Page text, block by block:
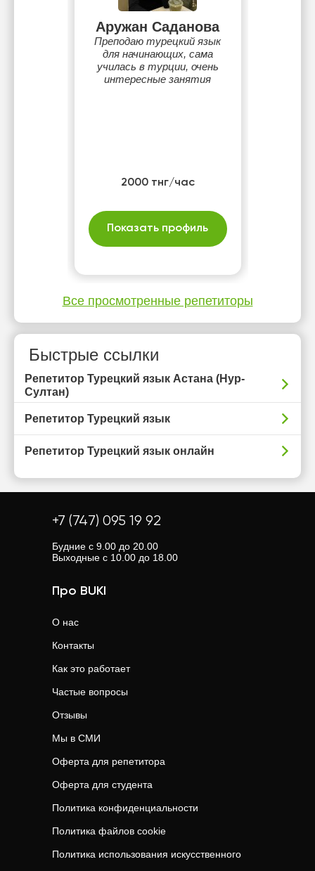
Аружан Саданова
Преподаю турецкий язык
для начинающих, сама
училась в турции, очень
интересные занятия
2000 тнг/час
Показать профиль
Все просмотренные репетиторы
Быстрые ссылки
Репетитор Турецкий язык Астана (Нур-
Султан)
Репетитор Турецкий язык
Репетитор Турецкий язык онлайн
+7 (747) 095 19 92
Будние с 9.00 до 20.00
Выходные с 10.00 до 18.00
Про BUKI
О нас
Контакты
Как это работает
Частые вопросы
Отзывы
Мы в СМИ
Оферта для репетитора
Оферта для студента
Политика конфиденциальности
Политика файлов cookie
Политика использования искусственного